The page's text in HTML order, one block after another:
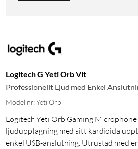
Logitech G Yeti Orb Vit
Professionellt Ljud med Enkel
Modellnr: Yeti Orb
Logitech Yeti Orb Gaming
ljudupptagning med sitt kardioida
enkel USB-anslutning. Utrustad med